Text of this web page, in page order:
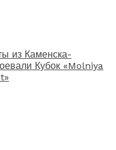
из Каменска-
Кубок «Molniya